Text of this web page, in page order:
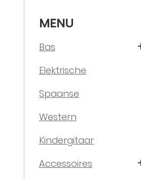
MENU
Bas
Elektrische
Spaanse
Western
Kindergitaar
Accessoires